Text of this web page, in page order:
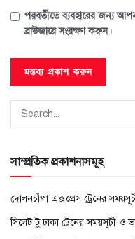
পরবর্তীতে ব্যবহারের জন্য
ব্রাউজারে সংরক্ষণ করুন।
সাম্প্রতিক প্রকাশনাসমূহ
দোলনচাঁপা এক্সপ্রেস ট্রেনের
সিলেট টু ঢাকা ট্রেনের সময়সূচী ও